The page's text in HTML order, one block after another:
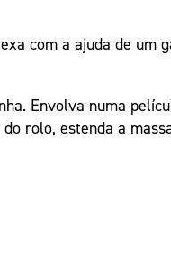
com a ajuda de um
Envolva numa
rolo, estenda a